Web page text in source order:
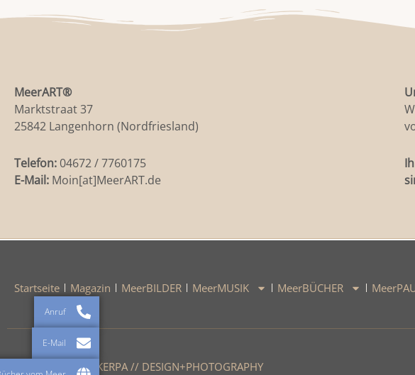
MeerART®
Marktstraat 37
25842 Langenhorn (Nordfriesland)
Telefon:04672 / 7760175
E-Mail: Moin[at]MeerART.de
Startseite Magazin MeerBILDER MeerMUSIK MeerBÜCHER
© 2026 / RALPH KERPA // DESIGN+PHOTOGRAPHY
Anruf
E-Mail